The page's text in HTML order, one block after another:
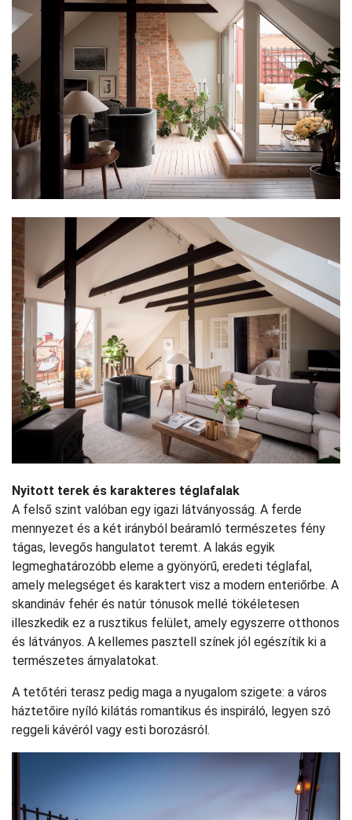
Nyitott terek és karakteres téglafalak
A felső szint valóban egy igazi látványosság. A ferde
mennyezet és a két irányból beáramló természetes fény
tágas, levegős hangulatot teremt. A lakás egyik
legmeghatározóbb eleme a gyönyörű, eredeti téglafal,
amely melegséget és karaktert visz a modern enteriőrbe. A
skandináv fehér és natúr tónusok mellé tökéletesen
illeszkedik ez a rusztikus felület, amely egyszerre otthonos
és látványos. A kellemes pasztell színek jól egészítik ki a
természetes árnyalatokat.
A tetőtéri terasz pedig maga a nyugalom szigete: a város
háztetőire nyíló kilátás romantikus és inspiráló, legyen szó
reggeli kávéról vagy esti borozásról.